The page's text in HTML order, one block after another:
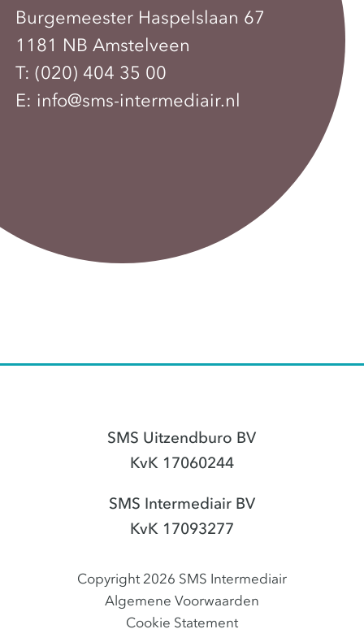
Burgemeester Haspelslaan 67
1181 NB Amstelveen
T:(020) 404 35 00
E: info@sms-intermediair.nl
SMS Uitzendburo BV
KvK 17060244
SMS Intermediair BV
KvK 17093277
Copyright 2026 SMS Intermediair
Algemene Voorwaarden
Cookie Statement